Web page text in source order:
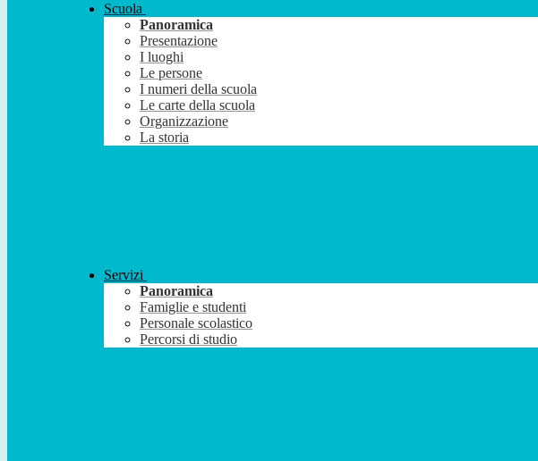
Scuola
Panoramica
Presentazione
I luoghi
Le persone
I numeri della scuola
Le carte della scuola
Organizzazione
La storia
Servizi
Panoramica
Famiglie e studenti
Personale scolastico
Percorsi di studio